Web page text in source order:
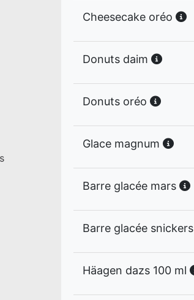
Cheesecake oréo
Donuts daim
Donuts oréo
Glace magnum
Barre glacée mars
Barre glacée snickers
Häagen dazs 100 ml